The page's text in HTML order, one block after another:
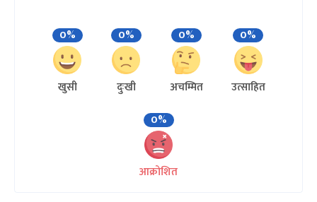
0%
खुसी
0%
दुःखी
0%
अचम्मित
0%
उत्साहित
0%
आक्रोशित